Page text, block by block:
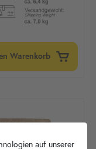
Warenkorb
auf unserer